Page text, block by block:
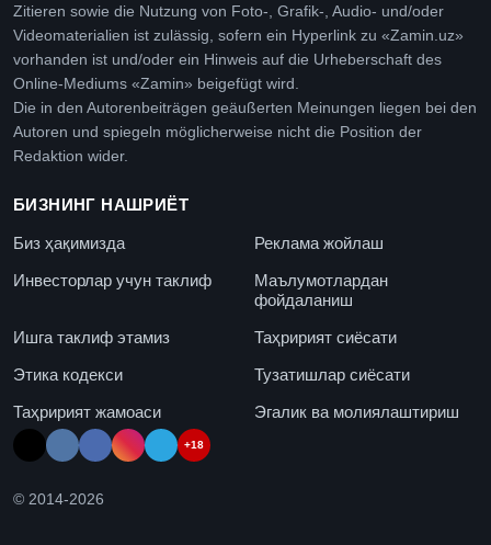
Zitieren sowie die Nutzung von Foto-, Grafik-, Audio- und/oder
Videomaterialien ist zulässig, sofern ein Hyperlink zu «Zamin.uz»
vorhanden ist und/oder ein Hinweis auf die Urheberschaft des
Online-Mediums «Zamin» beigefügt wird.
Die in den Autorenbeiträgen geäußerten Meinungen liegen bei den
Autoren und spiegeln möglicherweise nicht die Position der
Redaktion wider.
БИЗНИНГ НАШРИЁТ
Биз ҳақимизда
Реклама жойлаш
Инвесторлар учун таклиф
Маълумотлардан
фойдаланиш
Ишга таклиф этамиз
Таҳририят сиёсати
Этика кодекси
Тузатишлар сиёсати
Таҳририят жамоаси
Эгалик ва молиялаштириш
+18
© 2014-2026